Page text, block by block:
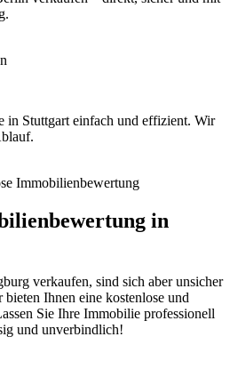
in Stuttgart einfach und effizient. Wir
in
verkaufen, sind sich aber unsicher
Ihnen eine kostenlose und
Sie Ihre Immobilie professionell
und unverbindlich!